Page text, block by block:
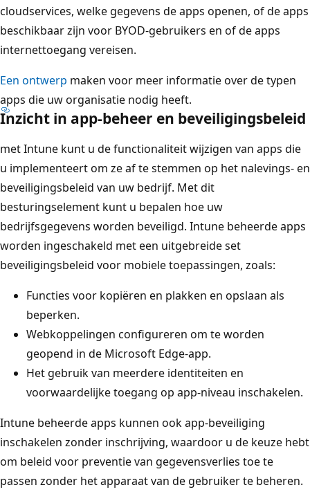
cloudservices, welke gegevens de apps openen, of de apps
beschikbaar zijn voor BYOD-gebruikers en of de apps
internettoegang vereisen.
Een ontwerp maken voor meer informatie over de typen
apps die uw organisatie nodig heeft.
Inzicht in app-beheer en beveiligingsbeleid
met Intune kunt u de functionaliteit wijzigen van apps die
u implementeert om ze af te stemmen op het nalevings- en
beveiligingsbeleid van uw bedrijf. Met dit
besturingselement kunt u bepalen hoe uw
bedrijfsgegevens worden beveiligd. Intune beheerde apps
worden ingeschakeld met een uitgebreide set
beveiligingsbeleid voor mobiele toepassingen, zoals:
Functies voor kopiëren en plakken en opslaan als
beperken.
Webkoppelingen configureren om te worden
geopend in de Microsoft Edge-app.
Het gebruik van meerdere identiteiten en
voorwaardelijke toegang op app-niveau inschakelen.
Intune beheerde apps kunnen ook app-beveiliging
inschakelen zonder inschrijving, waardoor u de keuze hebt
om beleid voor preventie van gegevensverlies toe te
passen zonder het apparaat van de gebruiker te beheren.